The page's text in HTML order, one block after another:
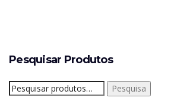
Pesquisar Produtos
Pesquisar
por:
Pesquisa